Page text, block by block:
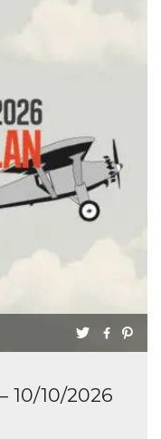
10/10/2026